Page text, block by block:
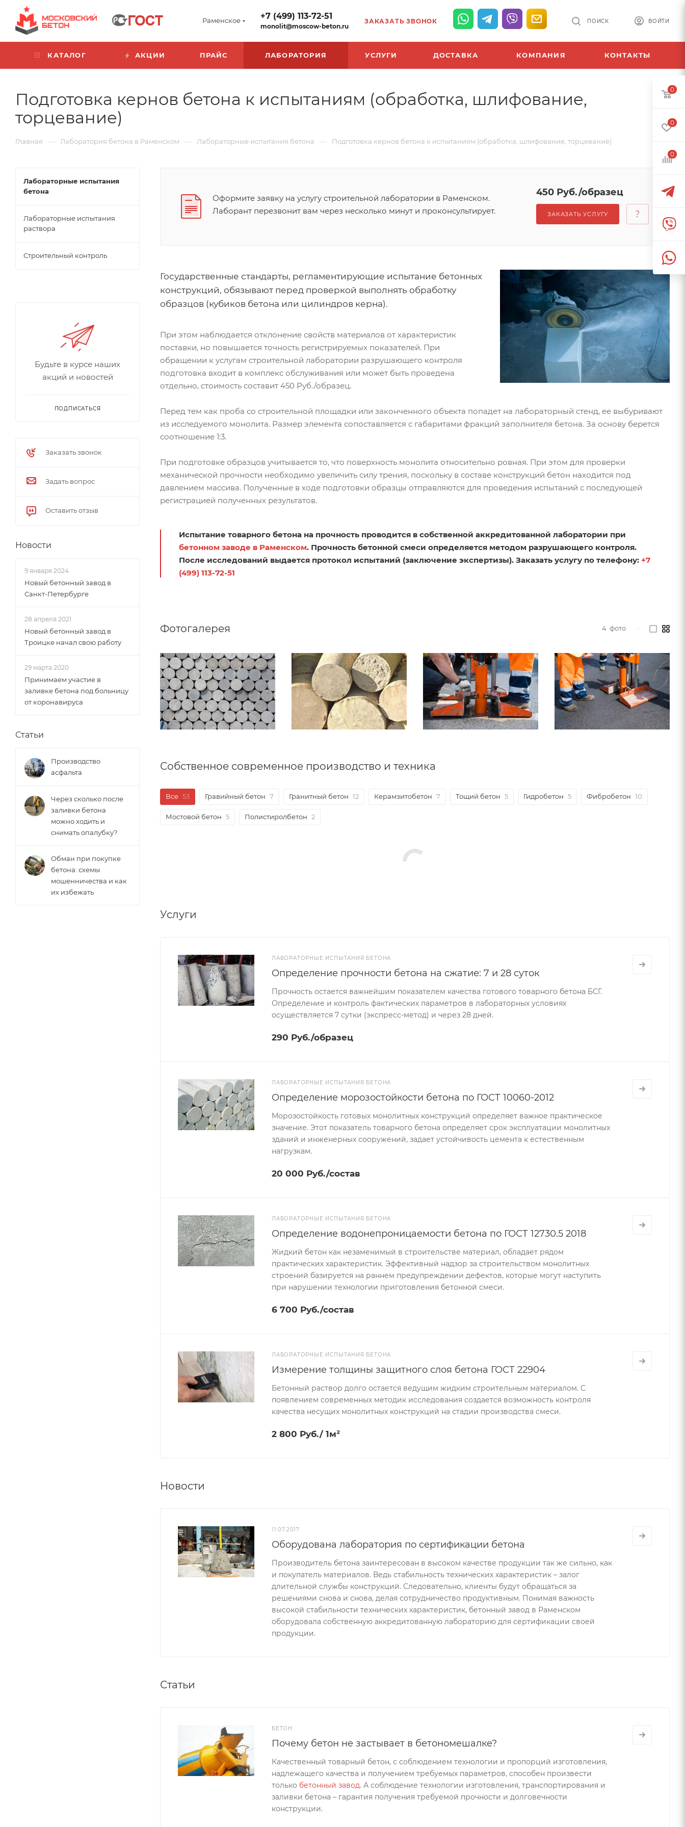
Раменское +7 (499) 113-72-51
monolit@moscow-beton.ru
ЗАКАЗАТЬ ЗВОНОК ВОЙТИ
ПОИСК
КАТАЛОГ АКЦИИ ПРАЙС ЛАБОРАТОРИЯ УСЛУГИ ДОСТАВКА КОМПАНИЯ КОНТАКТЫ
Подготовка кернов бетона к испытаниям (обработка, шлифование,
торцевание)
Главная — Лаборатория бетона в Раменском — Лабораторные испытания бетона — Подготовка кернов бетона к испытаниям (обработка, шлифование, торцевание)
Оформите заявку на услугу строительной лаборатории в Раменском.
Лаборант перезвонит вам через несколько минут и проконсультирует.
450 Руб./образец
ЗАКАЗАТЬ УСЛУГУ
Государственные стандарты, регламентирующие испытание бетонных
конструкций, обязывают перед проверкой выполнять обработку
образцов (кубиков бетона или цилиндров керна).
При этом наблюдается отклонение свойств материалов от характеристик
поставки, но повышается точность регистрируемых показателей. При
обращении к услугам строительной лаборатории разрушающего контроля
подготовка входит в комплекс обслуживания или может быть проведена
отдельно, стоимость составит 450 Руб./образец.
Перед тем как проба со строительной площадки или законченного объекта попадет на лабораторный стенд, ее выбуривают
из исследуемого монолита. Размер элемента сопоставляется с габаритами фракций заполнителя бетона. За основу берется
соотношение 1:3.
При подготовке образцов учитывается то, что поверхность монолита относительно ровная. При этом для проверки
механической прочности необходимо увеличить силу трения, поскольку в составе конструкций бетон находится под
давлением массива. Полученные в ходе подготовки образцы отправляются для проведения испытаний с последующей
регистрацией полученных результатов.
Испытание товарного бетона на прочность проводится в собственной аккредитованной лаборатории при
бетонном заводе в Раменском. Прочность бетонной смеси определяется методом разрушающего контроля.
После исследований выдается протокол испытаний (заключение экспертизы). Заказать услугу по телефону: +7
(499) 113-72-51
Фотогалерея 4 фото
Собственное современное производство и техника
Все 53 Гравийный бетон 7 Гранитный бетон 12 Керамзитобетон 7 Тощий бетон 5 Гидробетон 5 Фибробетон 10
Мостовой бетон 5 Полистиролбетон 2
Услуги
ЛАБОРАТОРНЫЕ ИСПЫТАНИЯ БЕТОНА
Определение прочности бетона на сжатие: 7 и 28 суток
Прочность остается важнейшим показателем качества готового товарного бетона БСГ.
Определение и контроль фактических параметров в лабораторных условиях
осуществляется 7 сутки (экспресс-метод) и через 28 дней.
290 Руб./образец
ЛАБОРАТОРНЫЕ ИСПЫТАНИЯ БЕТОНА
Определение морозостойкости бетона по ГОСТ 10060-2012
Морозостойкость готовых монолитных конструкций определяет важное практическое
значение. Этот показатель товарного бетона определяет срок эксплуатации монолитных
зданий и инженерных сооружений, задает устойчивость цемента к естественным
нагрузкам.
20 000 Руб./состав
ЛАБОРАТОРНЫЕ ИСПЫТАНИЯ БЕТОНА
Определение водонепроницаемости бетона по ГОСТ 12730.5 2018
Жидкий бетон как незаменимый в строительстве материал, обладает рядом
практических характеристик. Эффективный надзор за строительством монолитных
строений базируется на раннем предупреждении дефектов, которые могут наступить
при нарушении технологии приготовления бетонной смеси.
6 700 Руб./состав
ЛАБОРАТОРНЫЕ ИСПЫТАНИЯ БЕТОНА
Измерение толщины защитного слоя бетона ГОСТ 22904
Бетонный раствор долго остается ведущим жидким строительным материалом. С
появлением современных методик исследования создается возможность контроля
качества несущих монолитных конструкций на стадии производства смеси.
2 800 Руб./ 1м²
Новости
11.07.2017
Оборудована лаборатория по сертификации бетона
Производитель бетона заинтересован в высоком качестве продукции так же сильно, как
и покупатель материалов. Ведь стабильность технических характеристик – залог
длительной службы конструкций. Следовательно, клиенты будут обращаться за
решениями снова и снова, делая сотрудничество продуктивным. Понимая важность
высокой стабильности технических характеристик, бетонный завод в Раменском
оборудовала собственную аккредитованную лабораторию для сертификации своей
продукции.
Статьи
БЕТОН
Почему бетон не застывает в бетономешалке?
Качественный товарный бетон, с соблюдением технологии и пропорций изготовления,
надлежащего качества и получением требуемых параметров, способен произвести
только бетонный завод. А соблюдение технологии изготовления, транспортирования и
заливки бетона – гарантия получения требуемой прочности и долговечности
конструкции.
Лабораторные испытания
бетона
Лабораторные испытания
раствора
Строительный контроль
Будьте в курсе наших
акций и новостей
ПОДПИСАТЬСЯ
Заказать звонок
Задать вопрос
Оставить отзыв
Новости
9 января 2024
Новый бетонный завод в
Санкт-Петербурге
28 апреля 2021
Новый бетонный завод в
Троицке начал свою работу
29 марта 2020
Принимаем участие в
заливке бетона под больницу
от коронавируса
Статьи
Производство
асфальта
Через сколько после
заливки бетона
можно ходить и
снимать опалубку?
Обман при покупке
бетона: схемы
мошенничества и как
их избежать
0
0
0